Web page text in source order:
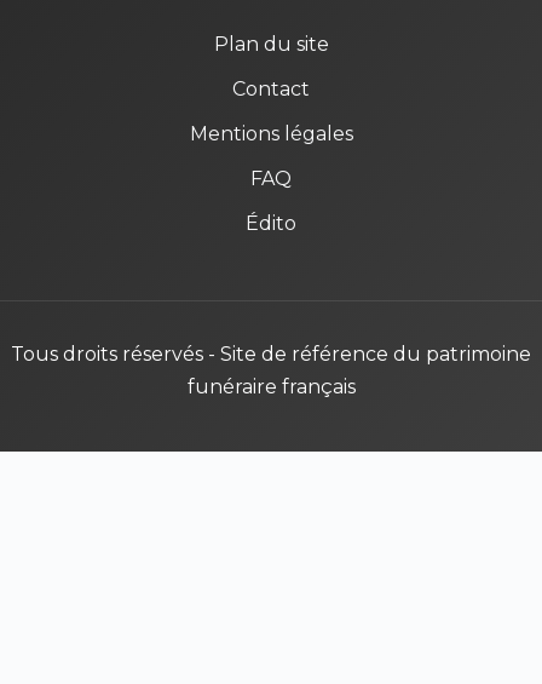
Plan du site
Contact
Mentions légales
FAQ
Édito
Tous droits réservés - Site de référence du patrimoine
funéraire français